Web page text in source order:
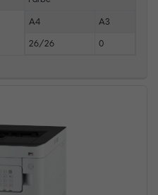
A4 A3
26/26 0